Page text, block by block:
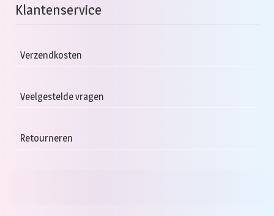
Klantenservice
Verzendkosten
Veelgestelde vragen
Retourneren